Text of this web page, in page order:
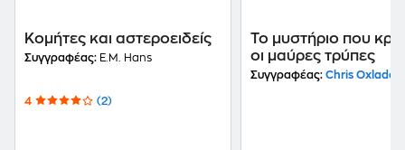
Κομήτες και αστεροειδείς
Συγγραφέας: E.M. Hans
4 (2)
Το μυστήριο που
οι μαύρες τρύπες
Συγγραφέας: Chris Oxlade